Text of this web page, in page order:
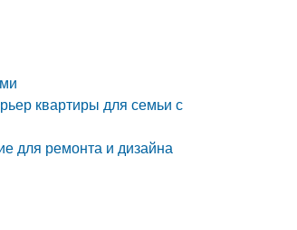
квартиры для семьи с
для ремонта и дизайна